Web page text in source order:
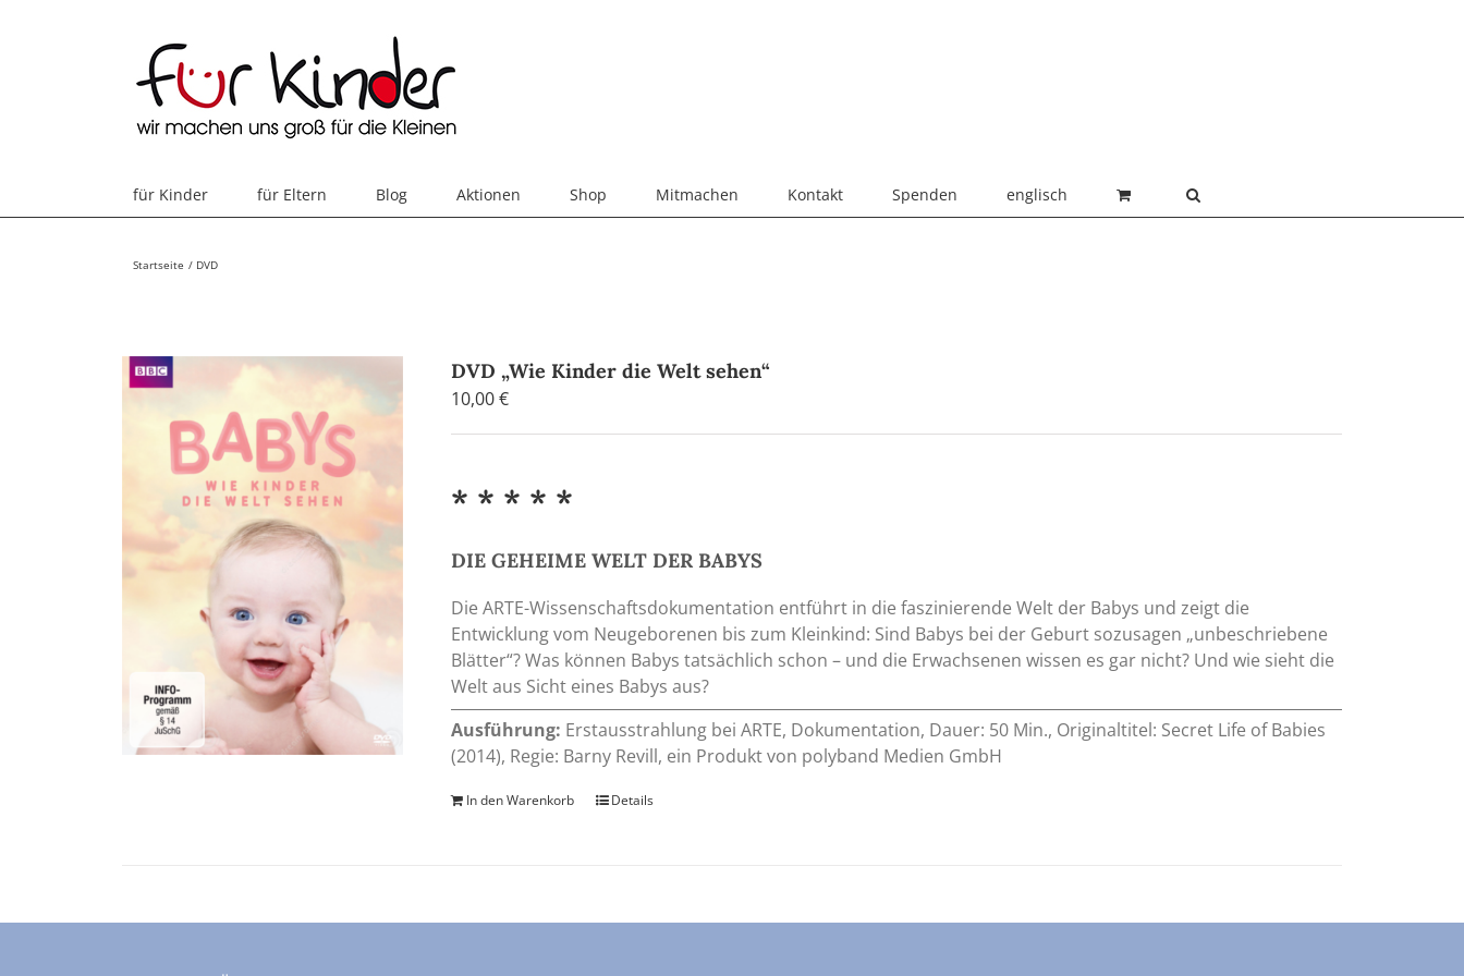
für Kinder für Eltern Blog Aktionen Shop Mitmachen Kontakt Spenden englisch
Startseite DVD
DVD „Wie Kinder die Welt sehen“
10,00€
* * * * *
DIE GEHEIME WELT DER BABYS
Die ARTE-Wissenschaftsdokumentation entführt in die faszinierende Welt der Babys und zeigt die
Entwicklung vom Neugeborenen bis zum Kleinkind: Sind Babys bei der Geburt sozusagen „unbeschriebene
Blätter“? Was können Babys tatsächlich schon – und die Erwachsenen wissen es gar nicht? Und wie sieht die
Welt aus Sicht eines Babys aus?
Ausführung: Erstausstrahlung bei ARTE, Dokumentation, Dauer: 50 Min., Originaltitel: Secret Life of Babies
(2014), Regie: Barny Revill, ein Produkt von polyband Medien GmbH
In den Warenkorb Details